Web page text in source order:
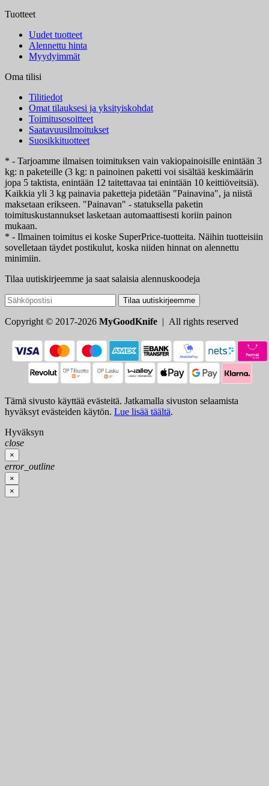
Tuotteet
Uudet tuotteet
Alennettu hinta
Myydyimmät
Oma tilisi
Tilitiedot
Omat tilauksesi ja yksityiskohdat
Toimitusosoitteet
Saatavuusilmoitukset
Suosikkituotteet
* - Tarjoamme ilmaisen toimituksen vain vakiopainoisille enintään 3
kg: n paketeille (3 kg: n painoinen paketti voi sisältää keskimäärin
jopa 5 taktista, enintään 12 taitettavaa tai enintään 10 keittiöveitsiä).
Kaikkia yli 3 kg painavia paketteja pidetään "Painavina", ja niistä
maksetaan erikseen. "Painavan" - statuksella paketin
toimituskustannukset lasketaan automaattisesti koriin painon
mukaan.
* - Ilmainen toimitus ei koske SuperPrice-tuotteita. Näihin tuotteisiin
sovelletaan täydet postikulut, koska niiden hinnat on alennettu
minimiin.
Tilaa uutiskirjeemme ja saat salaisia alennuskoodeja
Tilaa uutiskirjeemme
Copyright © 2017-2026 MyGoodKnife | All rights reserved
Tämä sivusto käyttää evästeitä. Jatkamalla sivuston selaamista
hyväksyt evästeiden käytön. Lue lisää täältä.
Hyväksyn
close
×
error_outline
×
×